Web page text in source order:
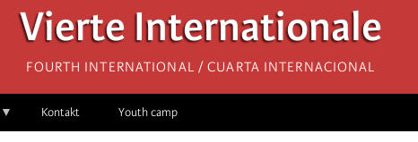
Vierte Internationale
Fourth International / Cuarta Internacional
Kontakt Youth camp